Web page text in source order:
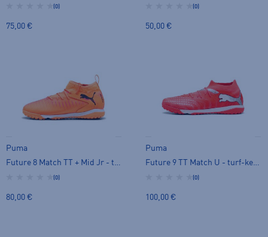
(0)
75,00 €
(0)
50,00 €
Puma
Future 8 Match TT + Mid Jr - turf-kengät
(0)
80,00 €
Puma
Future 9 TT Match U - turf-kengät
(0)
100,00 €